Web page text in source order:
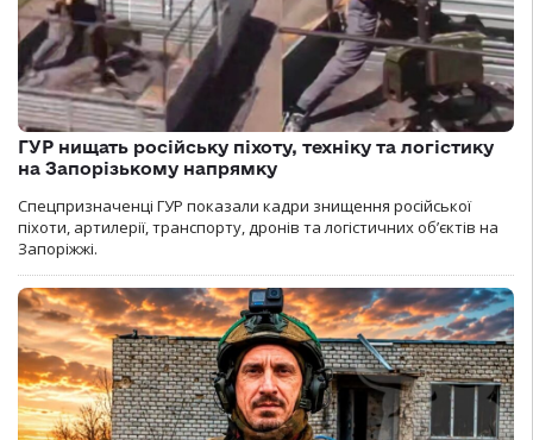
ГУР нищать російську піхоту, техніку та логістику
на Запорізькому напрямку
Спецпризначенці ГУР показали кадри знищення російської
піхоти, артилерії, транспорту, дронів та логістичних об’єктів на
Запоріжжі.